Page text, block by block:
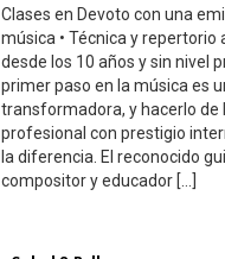
Clases en Devoto con una
música • Técnica y repertorio
desde los 10 años y sin nivel
primer paso en la música es
transformadora, y hacerlo de
profesional con prestigio
la diferencia. El reconocido
compositor y educador […]